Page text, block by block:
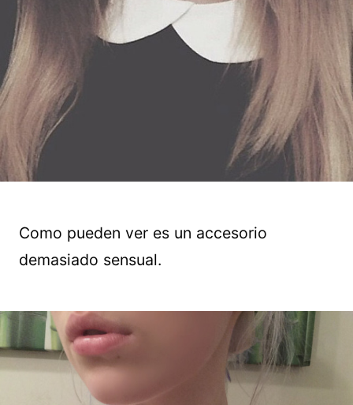
Como pueden ver es un accesorio
demasiado sensual.